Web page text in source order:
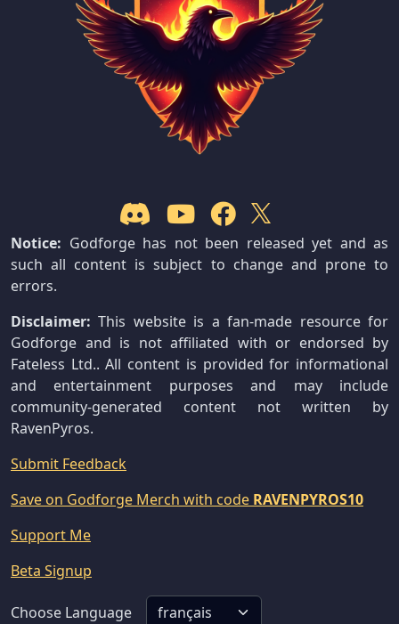
Notice: Godforge has not been released yet and as
such all content is subject to change and prone to
errors.
Disclaimer: This website is a fan-made resource for
Godforge and is not affiliated with or endorsed by
Fateless Ltd.. All content is provided for informational
and entertainment purposes and may include
community-generated content not written by
RavenPyros.
Submit Feedback
Save on Godforge Merch with code RAVENPYROS10
Support Me
Beta Signup
Choose Language